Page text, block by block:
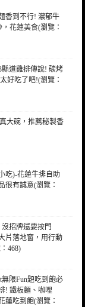
香到不行! 濃郁牛
花蓮美食(瀏覽：
道雞排傳說! 碳烤
好吃了吧!(瀏覽：
大碗，推薦秘製香
吃)-花蓮牛排自助
很有誠意(瀏覽：
招牌還要按門
片落地窗，用行動
468)
限Fun題吃到飽必
! 鐵板麵、咖哩
蓮吃到飽(瀏覽：